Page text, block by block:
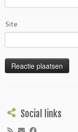
Site
Social links